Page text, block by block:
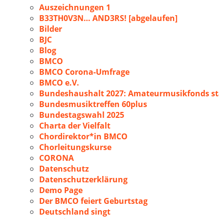
Auszeichnungen 1
B33TH0V3N… AND3RS! [abgelaufen]
Bilder
BJC
Blog
BMCO
BMCO Corona-Umfrage
BMCO e.V.
Bundeshaushalt 2027: Amateurmusikfonds
Bundesmusiktreffen 60plus
Bundestagswahl 2025
Charta der Vielfalt
Chordirektor*in BMCO
Chorleitungskurse
CORONA
Datenschutz
Datenschutzerklärung
Demo Page
Der BMCO feiert Geburtstag
Deutschland singt